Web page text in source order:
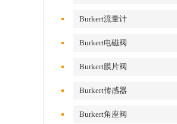
Burkert流量计
Burkert电磁阀
Burkert膜片阀
Burkert传感器
Burkert角座阀